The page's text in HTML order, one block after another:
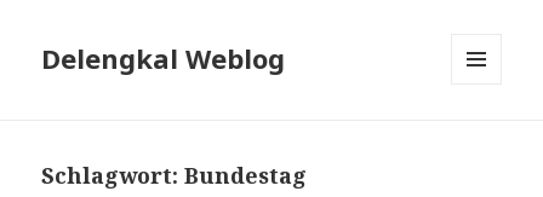
Delengkal Weblog
Schlagwort:Bundestag